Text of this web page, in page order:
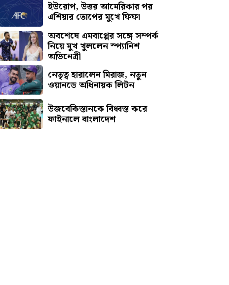
ইউরোপ, উত্তর আমেরিকার পর
এশিয়ার তোপের মুখে ফিফা
অবশেষে এমবাপ্পের সঙ্গে সম্পর্ক
নিয়ে মুখ খুললেন স্প্যানিশ
অভিনেত্রী
নেতৃত্ব হারালেন মিরাজ, নতুন
ওয়ানডে অধিনায়ক লিটন
উজবেকিস্তানকে বিধ্বস্ত করে
ফাইনালে বাংলাদেশ